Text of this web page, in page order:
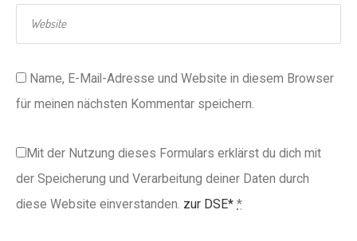
Name, E-Mail-Adresse und Website in diesem Browser
für meinen nächsten Kommentar speichern.
Mit der Nutzung dieses Formulars erklärst du dich mit
der Speicherung und Verarbeitung deiner Daten durch
diese Website einverstanden. zur DSE* *